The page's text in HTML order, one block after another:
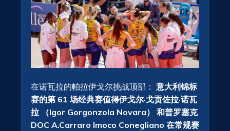
在诺瓦拉的帕拉伊戈尔挑战顶部： 意大利锦标
赛的第 61 场经典赛值得伊戈尔·戈贡佐拉·诺瓦
拉 （Igor Gorgonzola Novara） 和普罗塞克
DOC A.Carraro Imoco Conegliano 在常规赛